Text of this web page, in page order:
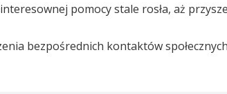
pomocy stale rosła, aż
bezpośrednich kontaktów